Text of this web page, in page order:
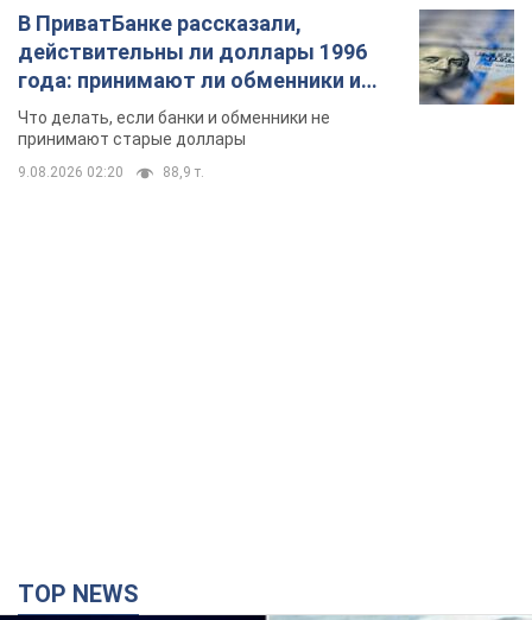
В ПриватБанке рассказали,
действительны ли доллары 1996
года: принимают ли обменники и
банки такие купюры
Что делать, если банки и обменники не
принимают старые доллары
9.08.2026 02:20 88,9 т.
TOP NEWS